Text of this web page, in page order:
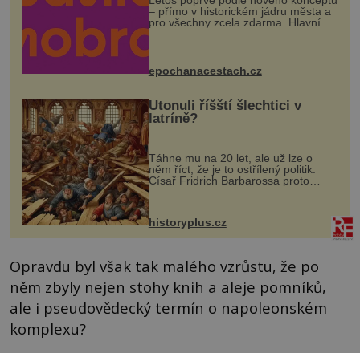
– přímo v historickém jádru města a
pro všechny zcela zdarma. Hlavní
program se odehraje na Karlově a
mohou těšit na víno, burčák, pes...
epochanacestach.cz
Utonuli říšští šlechtici v
latríně?
Táhne mu na 20 let, ale už lze o
něm říct, že je to ostřílený politik.
Císař Fridrich Barbarossa proto
posílá svého syna a dědice Jindřicha
VI. do Erfurtu, aby se stal
prostředníkem při řešení sporu m...
historyplus.cz
Opravdu byl však tak malého vzrůstu, že po
něm zbyly nejen stohy knih a aleje pomníků,
ale i pseudovědecký termín o napoleonském
komplexu?